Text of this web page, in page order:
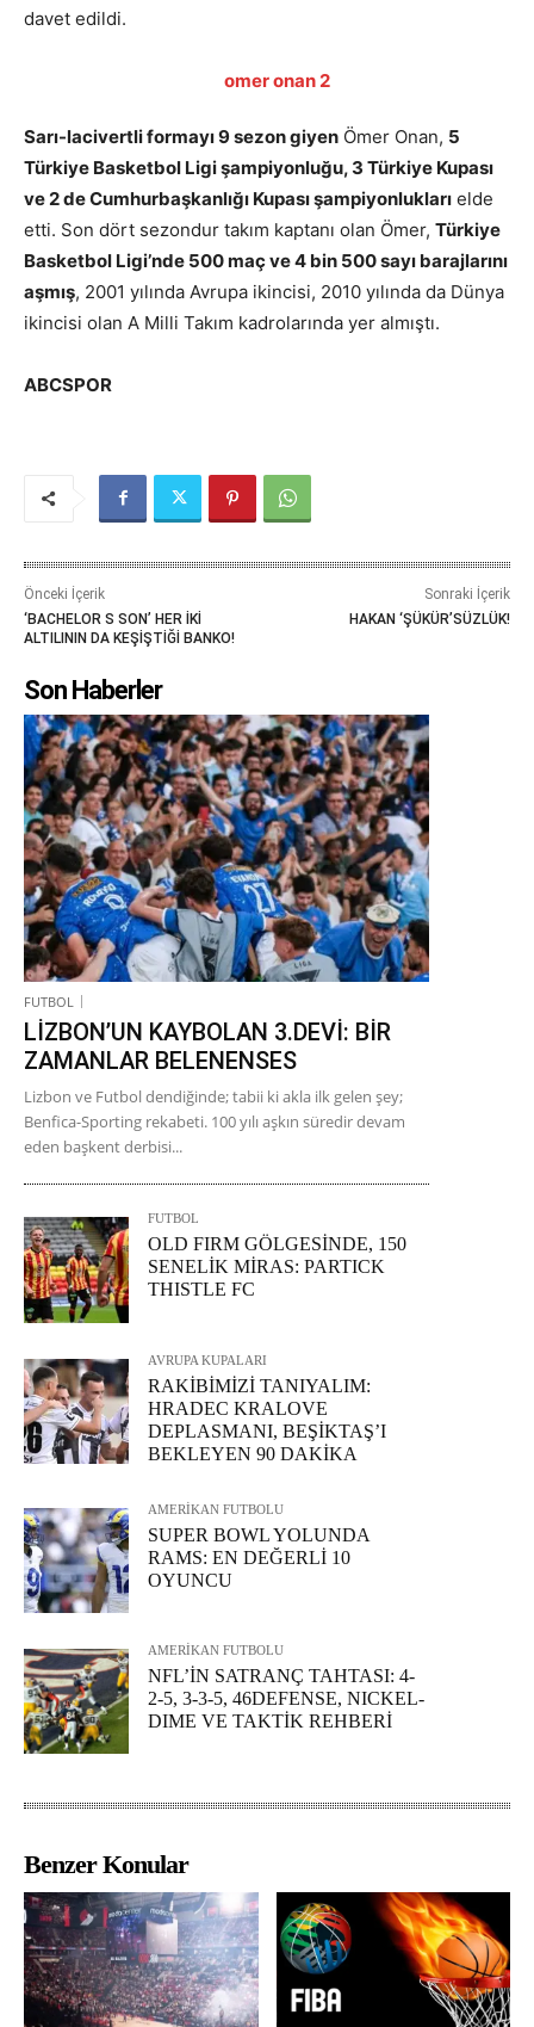
davet edildi.
Sarı-lacivertli formayı 9 sezon giyen Ömer Onan, 5
Türkiye Basketbol Ligi şampiyonluğu, 3 Türkiye Kupası
ve 2 de Cumhurbaşkanlığı Kupası şampiyonlukları elde
etti. Son dört sezondur takım kaptanı olan Ömer, Türkiye
Basketbol Ligi’nde 500 maç ve 4 bin 500 sayı barajlarını
aşmış, 2001 yılında Avrupa ikincisi, 2010 yılında da Dünya
ikincisi olan A Milli Takım kadrolarında yer almıştı.
ABCSPOR
Önceki İçerik
‘BACHELOR S SON’ HER İKİ
ALTILININ DA KEŞİŞTİĞİ BANKO!
Sonraki İçerik
HAKAN ‘ŞÜKÜR’SÜZLÜK!
Son Haberler
FUTBOL
LİZBON’UN KAYBOLAN 3.DEVİ: BİR
ZAMANLAR BELENENSES
Lizbon ve Futbol dendiğinde; tabii ki akla ilk gelen şey;
Benfica-Sporting rekabeti. 100 yılı aşkın süredir devam
eden başkent derbisi...
FUTBOL
OLD FIRM GÖLGESİNDE, 150
SENELİK MİRAS: PARTICK
THISTLE FC
AVRUPA KUPALARI
RAKİBİMİZİ TANIYALIM:
HRADEC KRALOVE
DEPLASMANI, BEŞİKTAŞ’I
BEKLEYEN 90 DAKİKA
AMERİKAN FUTBOLU
SUPER BOWL YOLUNDA
RAMS: EN DEĞERLİ 10
OYUNCU
AMERİKAN FUTBOLU
NFL’İN SATRANÇ TAHTASI: 4-
2-5, 3-3-5, 46DEFENSE, NICKEL-
DIME VE TAKTİK REHBERİ
Benzer Konular